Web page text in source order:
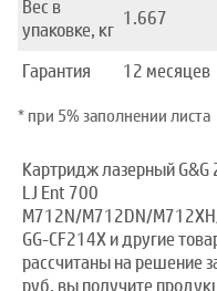
Вес в
упаковке, кг
1.667
Гарантия 12 месяцев
* при 5% заполнении листа
Картридж лазерный
LJ Ent 700
M712N/M712DN/
GG-CF214X и другие
рассчитаны на решение
руб. вы получите